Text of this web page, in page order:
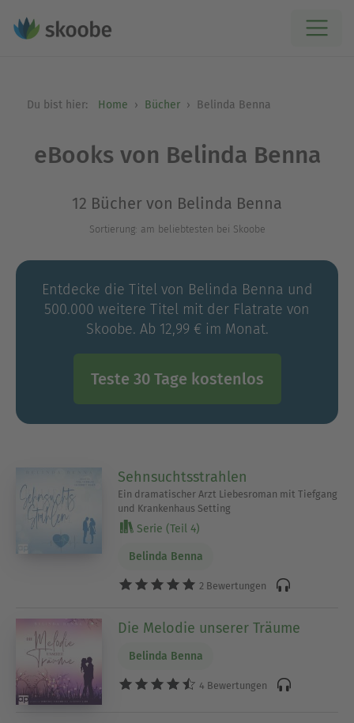
Du bist hier: Home Bücher Belinda Benna
eBooks von Belinda Benna
12 Bücher von Belinda Benna
Sortierung: am beliebtesten bei Skoobe
Entdecke die Titel von Belinda Benna und
500.000 weitere Titel mit der Flatrate von
Skoobe. Ab 12,99 € im Monat.
Teste 30 Tage kostenlos
Sehnsuchtsstrahlen
Ein dramatischer Arzt Liebesroman mit Tiefgang
und Krankenhaus Setting
Serie (Teil 4)
Belinda Benna
2 Bewertungen
Die Melodie unserer Träume
Belinda Benna
4 Bewertungen